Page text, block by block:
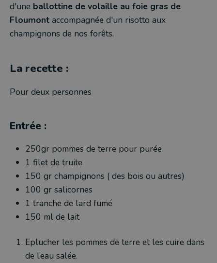
d'une ballottine de volaille au foie gras de
Floumont accompagnée d'un risotto aux
champignons de nos forêts.
La recette :
Pour deux personnes
Entrée :
250gr pommes de terre pour purée
1 filet de truite
150 gr champignons ( des bois ou autres)
100 gr salicornes
1 tranche de lard fumé
150 ml de lait
Eplucher les pommes de terre et les cuire dans
de l’eau salée.